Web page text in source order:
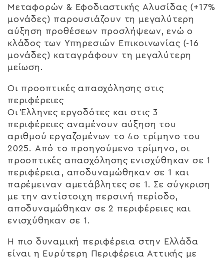
Μεταφορών & Εφοδιαστικής Αλυσίδας (+17%
μονάδες) παρουσιάζουν τη μεγαλύτερη
αύξηση προθέσεων προσλήψεων, ενώ ο
κλάδος των Υπηρεσιών Επικοινωνίας (-16
μονάδες) καταγράφουν τη μεγαλύτερη
μείωση.
Οι προοπτικές απασχόλησης στις
περιφέρειες
Οι Έλληνες εργοδότες και στις 3
περιφέρειες αναμένουν αύξηση του
αριθμού εργαζομένων το 4ο τρίμηνο του
2025. Από το προηγούμενο τρίμηνο, οι
προοπτικές απασχόλησης ενισχύθηκαν σε 1
περιφέρεια, αποδυναμώθηκαν σε 1 και
παρέμειναν αμετάβλητες σε 1. Σε σύγκριση
με την αντίστοιχη περσινή περίοδο,
αποδυναμώθηκαν σε 2 περιφέρειες και
ενισχύθηκαν σε 1.
Η πιο δυναμική περιφέρεια στην Ελλάδα
είναι η Ευρύτερη Περιφέρεια Αττικής με